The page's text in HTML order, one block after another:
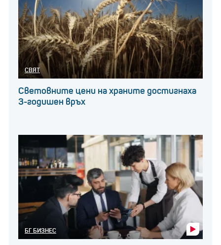
СВЯТ
Световните цени на храните достигнаха
3-годишен връх
БГ БИЗНЕС